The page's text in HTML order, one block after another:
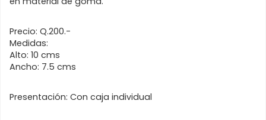
Precio: Q.200.-
Medidas:
Alto: 10 cms
Ancho: 7.5 cms
Presentación: Con caja individual